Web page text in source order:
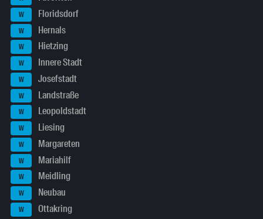
W Floridsdorf
W Hernals
W Hietzing
W Innere Stadt
W Josefstadt
W Landstraße
W Leopoldstadt
W Liesing
W Margareten
W Mariahilf
W Meidling
W Neubau
W Ottakring